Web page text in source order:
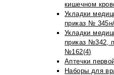
кишечном
Укладки
приказ №
Укладки
приказ №342,
№162(4)
Аптечки
Наборы для